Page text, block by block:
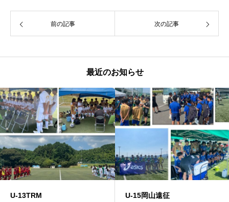
前の記事 次の記事
最近のお知らせ
U-13TRM U-15岡山遠征